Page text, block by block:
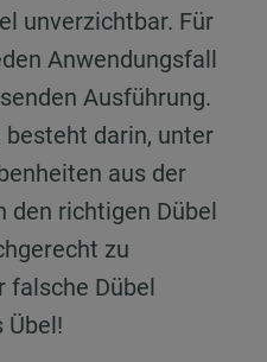
unverzichtbar. Für
Anwendungsfall
Ausführung.
darin, unter
aus der
richtigen Dübel
zu
falsche Dübel
Übel!